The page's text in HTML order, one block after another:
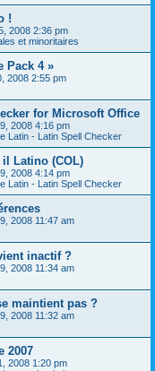
!
2008 2:36 pm
et minoritaires
Pack 4 »
2008 2:55 pm
for Microsoft Office
2008 4:16 pm
Latin - Latin Spell Checker
Latino (COL)
2008 4:14 pm
Latin - Latin Spell Checker
2008 11:47 am
inactif ?
2008 11:34 am
maintient pas ?
2008 11:32 am
2007
2008 1:20 pm